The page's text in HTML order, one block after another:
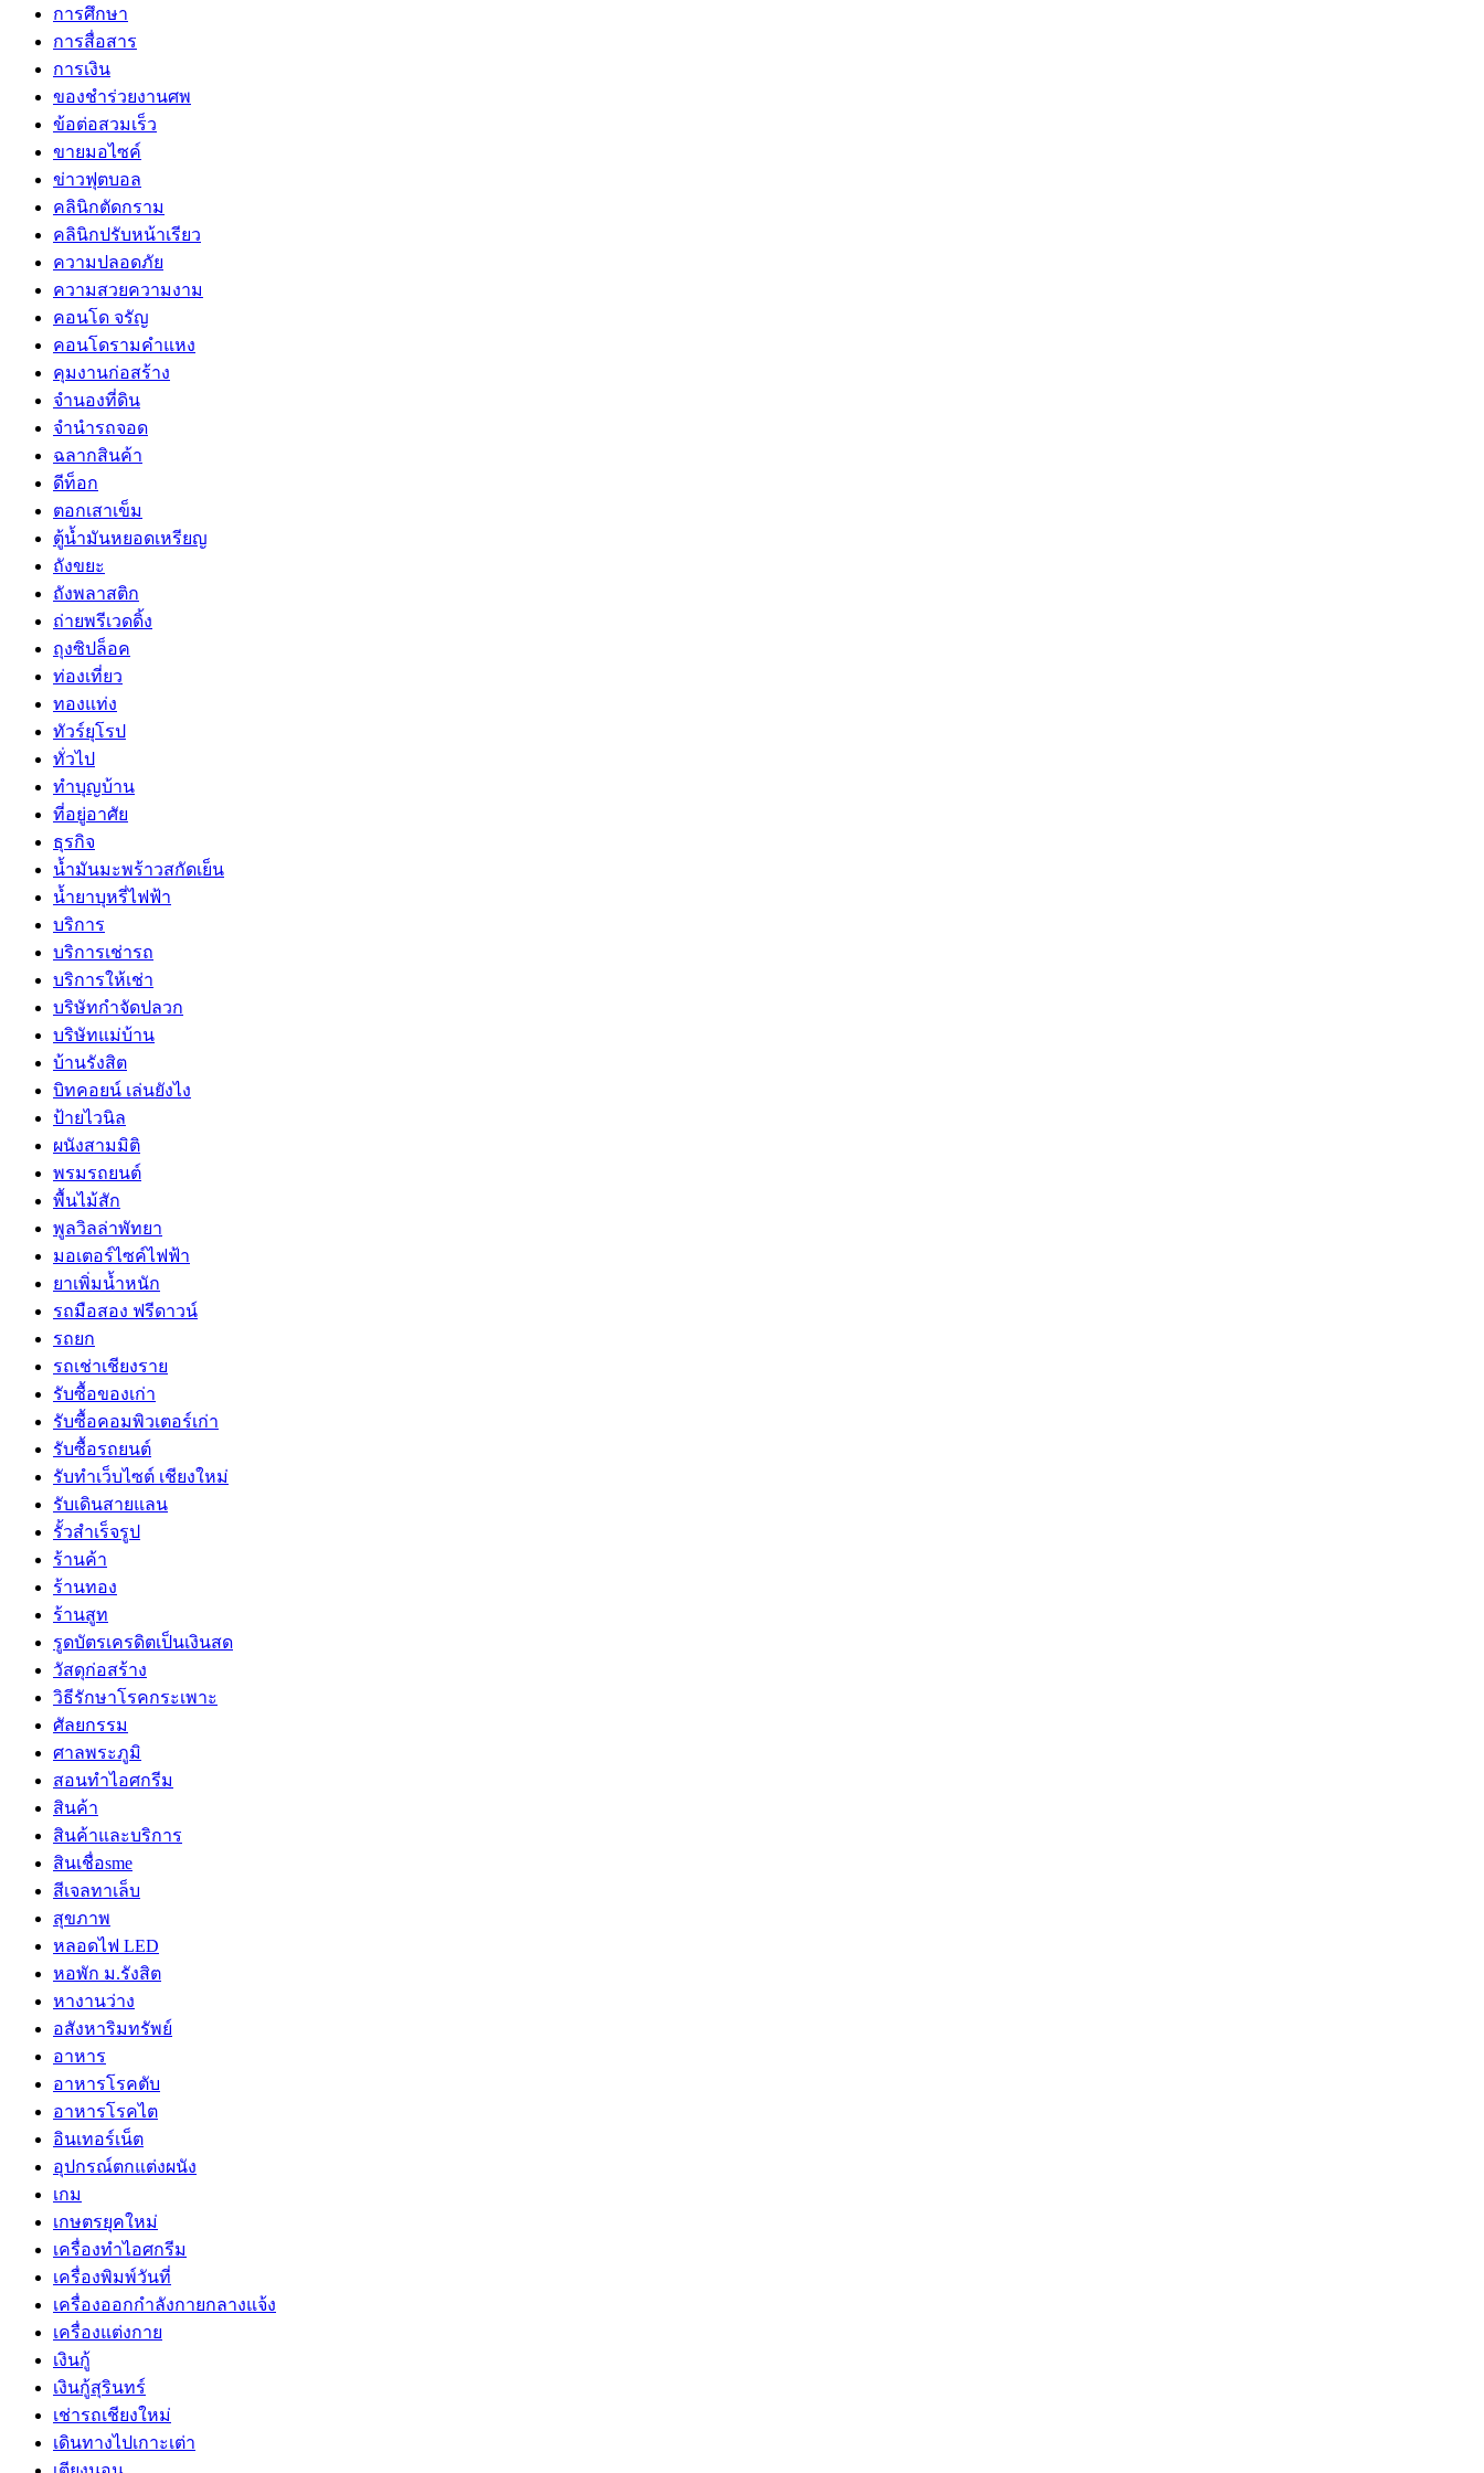
การศึกษา
การสื่อสาร
การเงิน
ของชำร่วยงานศพ
ข้อต่อสวมเร็ว
ขายมอไซค์
ข่าวฟุตบอล
คลินิกตัดกราม
คลินิกปรับหน้าเรียว
ความปลอดภัย
ความสวยความงาม
คอนโด จรัญ
คอนโดรามคำแหง
คุมงานก่อสร้าง
จำนองที่ดิน
จำนำรถจอด
ฉลากสินค้า
ดีท็อก
ตอกเสาเข็ม
ตู้น้ำมันหยอดเหรียญ
ถังขยะ
ถังพลาสติก
ถ่ายพรีเวดดิ้ง
ถุงซิปล็อค
ท่องเที่ยว
ทองแท่ง
ทัวร์ยุโรป
ทั่วไป
ทำบุญบ้าน
ที่อยู่อาศัย
ธุรกิจ
น้ำมันมะพร้าวสกัดเย็น
น้ำยาบุหรี่ไฟฟ้า
บริการ
บริการเช่ารถ
บริการให้เช่า
บริษัทกำจัดปลวก
บริษัทแม่บ้าน
บ้านรังสิต
บิทคอยน์ เล่นยังไง
ป้ายไวนิล
ผนังสามมิติ
พรมรถยนต์
พื้นไม้สัก
พูลวิลล่าพัทยา
มอเตอร์ไซค์ไฟฟ้า
ยาเพิ่มน้ำหนัก
รถมือสอง ฟรีดาวน์
รถยก
รถเช่าเชียงราย
รับซื้อของเก่า
รับซื้อคอมพิวเตอร์เก่า
รับซื้อรถยนต์
รับทำเว็บไซต์ เชียงใหม่
รับเดินสายแลน
รั้วสำเร็จรูป
ร้านค้า
ร้านทอง
ร้านสูท
รูดบัตรเครดิตเป็นเงินสด
วัสดุก่อสร้าง
วิธีรักษาโรคกระเพาะ
ศัลยกรรม
ศาลพระภูมิ
สอนทำไอศกรีม
สินค้า
สินค้าและบริการ
สินเชื่อsme
สีเจลทาเล็บ
สุขภาพ
หลอดไฟ LED
หอพัก ม.รังสิต
หางานว่าง
อสังหาริมทรัพย์
อาหาร
อาหารโรคตับ
อาหารโรคไต
อินเทอร์เน็ต
อุปกรณ์ตกแต่งผนัง
เกม
เกษตรยุคใหม่
เครื่องทำไอศกรีม
เครื่องพิมพ์วันที่
เครื่องออกกำลังกายกลางแจ้ง
เครื่องแต่งกาย
เงินกู้
เงินกู้สุรินทร์
เช่ารถเชียงใหม่
เดินทางไปเกาะเต่า